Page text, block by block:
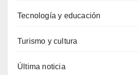
Tecnología y educación
Turismo y cultura
Última noticia